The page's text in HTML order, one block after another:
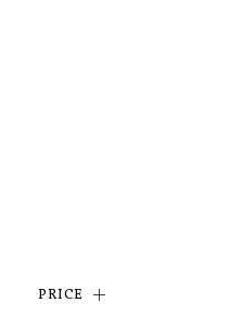
PRICE